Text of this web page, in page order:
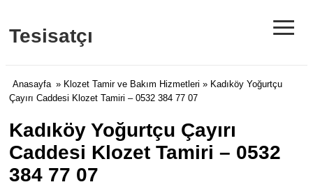
Tesisatçı ≡
Anasayfa » Klozet Tamir ve Bakım Hizmetleri » Kadıköy Yoğurtçu
Çayırı Caddesi Klozet Tamiri – 0532 384 77 07
Kadıköy Yoğurtçu Çayırı
Caddesi Klozet Tamiri – 0532
384 77 07